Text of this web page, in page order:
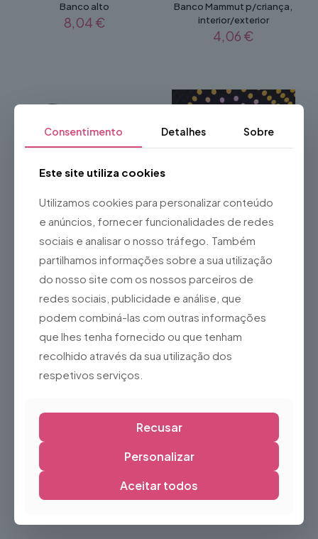
Banco alto
8,04 €
Banco Mammut p/criança,
interior/exterior
4,06 €
Banco rotativo
24,31€
cm
42,00€
Cadeira p/criança KRITTER,
Cadeira p/criança,
mammut
interior/exterior/Verde
Consentimento Detalhes Sobre
Este site utiliza cookies
Utilizamos cookies para personalizar conteúdo
e anúncios, fornecer funcionalidades de redes
sociais e analisar o nosso tráfego. Também
partilhamos informações sobre a sua utilização
do nosso site com os nossos parceiros de
redes sociais, publicidade e análise, que
podem combiná-las com outras informações
que lhes tenha fornecido ou que tenham
recolhido através da sua utilização dos
respetivos serviços.
Recusar
Personalizar
Aceitar todos